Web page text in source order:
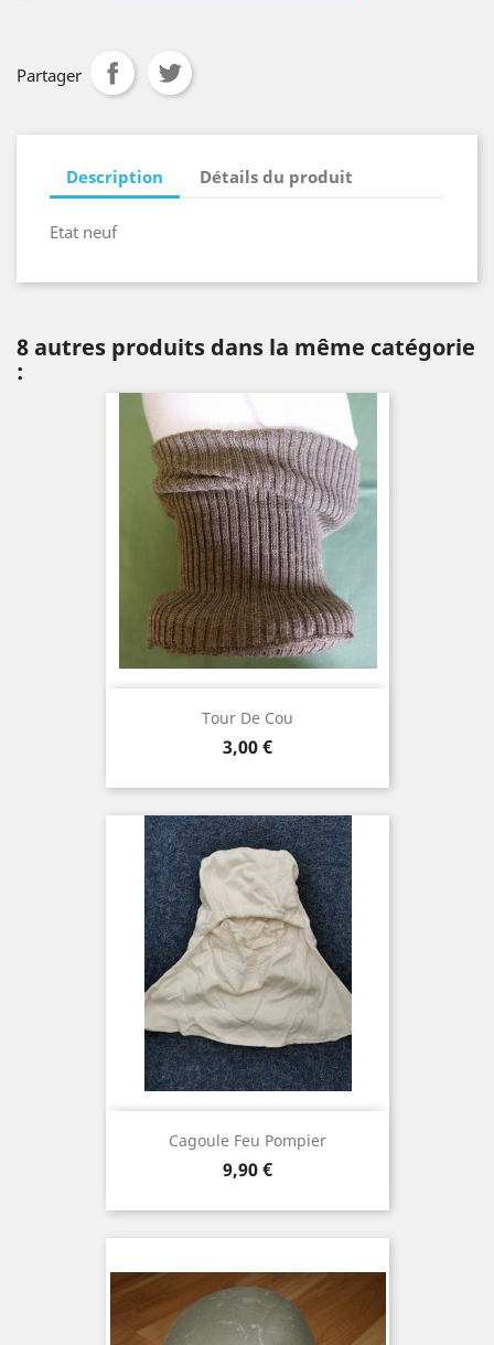
Partager
Description Détails du produit
Etat neuf
8 autres produits dans la même catégorie
:
Tour De Cou
Prix
3,00 €
Cagoule Feu Pompier
Prix
9,90 €